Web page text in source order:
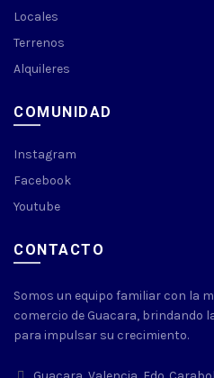
Locales
Terrenos
Alquileres
COMUNIDAD
Instagram
Facebook
Youtube
CONTACTO
Somos un equipo familiar con la
comercio de Guacara, brindando
para impulsar su crecimiento.